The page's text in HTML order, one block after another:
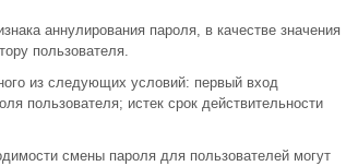
аннулирования пароля, в качестве значения
пользователя.
из следующих условий: первый вход
пользователя; истек срок действительности
смены пароля для пользователей могут